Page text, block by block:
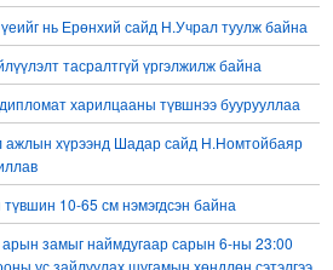
нь Ерөнхий сайд Н.Учрал туулж байна
тасралтгүй үргэлжилж байна
харилцааны түвшнээ буурууллаа
ажлын хүрээнд Шадар сайд Н.Номтойбаяр
10-65 см нэмэгдсэн байна
арын замыг наймдугаар сарын 6-ны 23:00